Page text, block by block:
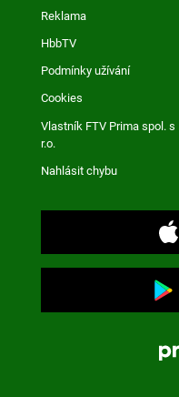
Reklama
HbbTV
Podmínky užívání
Cookies
Vlastník FTV Prima spol. s
r.o.
Nahlásit chybu